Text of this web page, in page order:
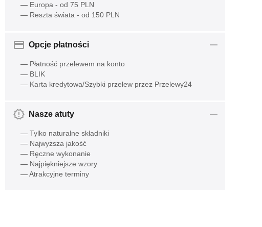
— Europa - od 75 PLN
— Reszta świata - od 150 PLN
Opcje płatności
— Płatność przelewem na konto
— BLIK
— Karta kredytowa/Szybki przelew przez Przelewy24
Nasze atuty
— Tylko naturalne składniki
— Najwyższa jakość
— Ręczne wykonanie
— Najpiękniejsze wzory
— Atrakcyjne terminy